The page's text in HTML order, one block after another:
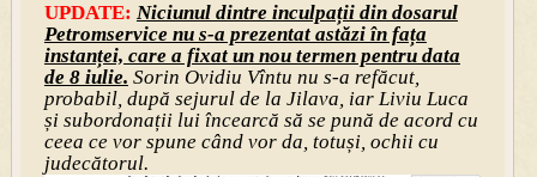
UPDATE: Niciunul dintre inculpații din dosarul
Petromservice nu s-a prezentat astăzi în fața
instanței, care a fixat un nou termen pentru data
de 8 iulie. Sorin Ovidiu Vîntu nu s-a refăcut,
probabil, după sejurul de la Jilava, iar Liviu Luca
și subordonații lui încearcă să se pună de acord cu
ceea ce vor spune când vor da, totuși, ochii cu
judecătorul.